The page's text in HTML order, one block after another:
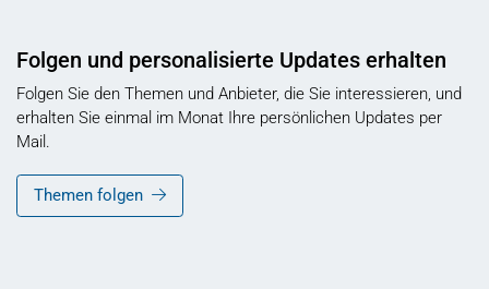
Folgen und personalisierte Updates erhalten
Folgen Sie den Themen und Anbieter, die Sie interessieren, und
erhalten Sie einmal im Monat Ihre persönlichen Updates per
Mail.
Themen folgen